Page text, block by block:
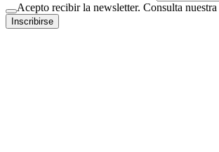
Acepto recibir la newsletter. Consulta nuestra
Inscribirse